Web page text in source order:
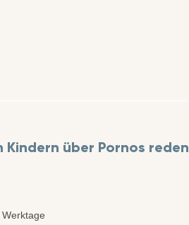
Kindern über Pornos reden